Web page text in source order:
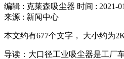
编辑 : 克莱森吸尘器 时间 : 2021-
来源 : 新闻中心
本文约有677个文字， 大小约为
导读：大口径工业吸尘器是工厂